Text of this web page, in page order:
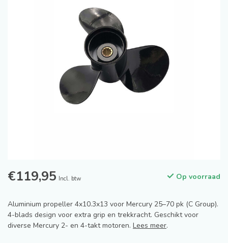
€119,95 Incl. btw Op voorraad
Aluminium propeller 4x10.3x13 voor Mercury 25–70 pk (C Group).
4-blads design voor extra grip en trekkracht. Geschikt voor
diverse Mercury 2- en 4-takt motoren. Lees meer.